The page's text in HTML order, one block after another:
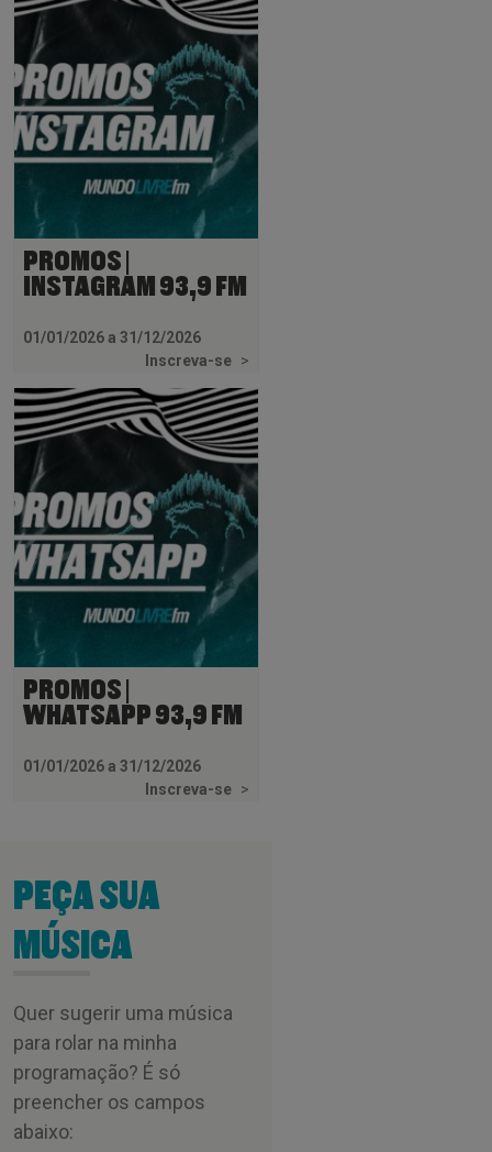
PROMOS |
INSTAGRAM 93,9 FM
01/01/2026 a 31/12/2026
Inscreva-se >
PROMOS |
WHATSAPP 93,9 FM
01/01/2026 a 31/12/2026
Inscreva-se >
PEÇA SUA
MÚSICA
Quer sugerir uma música
para rolar na minha
programação? É só
preencher os campos
abaixo: